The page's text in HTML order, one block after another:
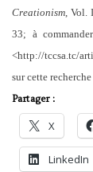
Creationism ,
33; à
<http://tccsa.tc/
sur cette recherche
Partager :
X
LinkedIn